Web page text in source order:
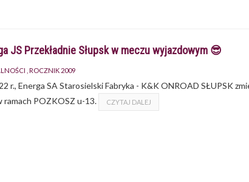
JS Przekładnie Słupsk w meczu wyjazdowym 😎
ROCZNIK 2009
r., Energa SA Starosielski Fabryka - K&K ONROAD SŁUPSK
ramach POZKOSZ u-13.
CZYTAJ DALEJ